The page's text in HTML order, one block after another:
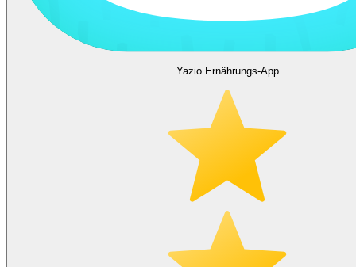
Yazio Ernährungs-App